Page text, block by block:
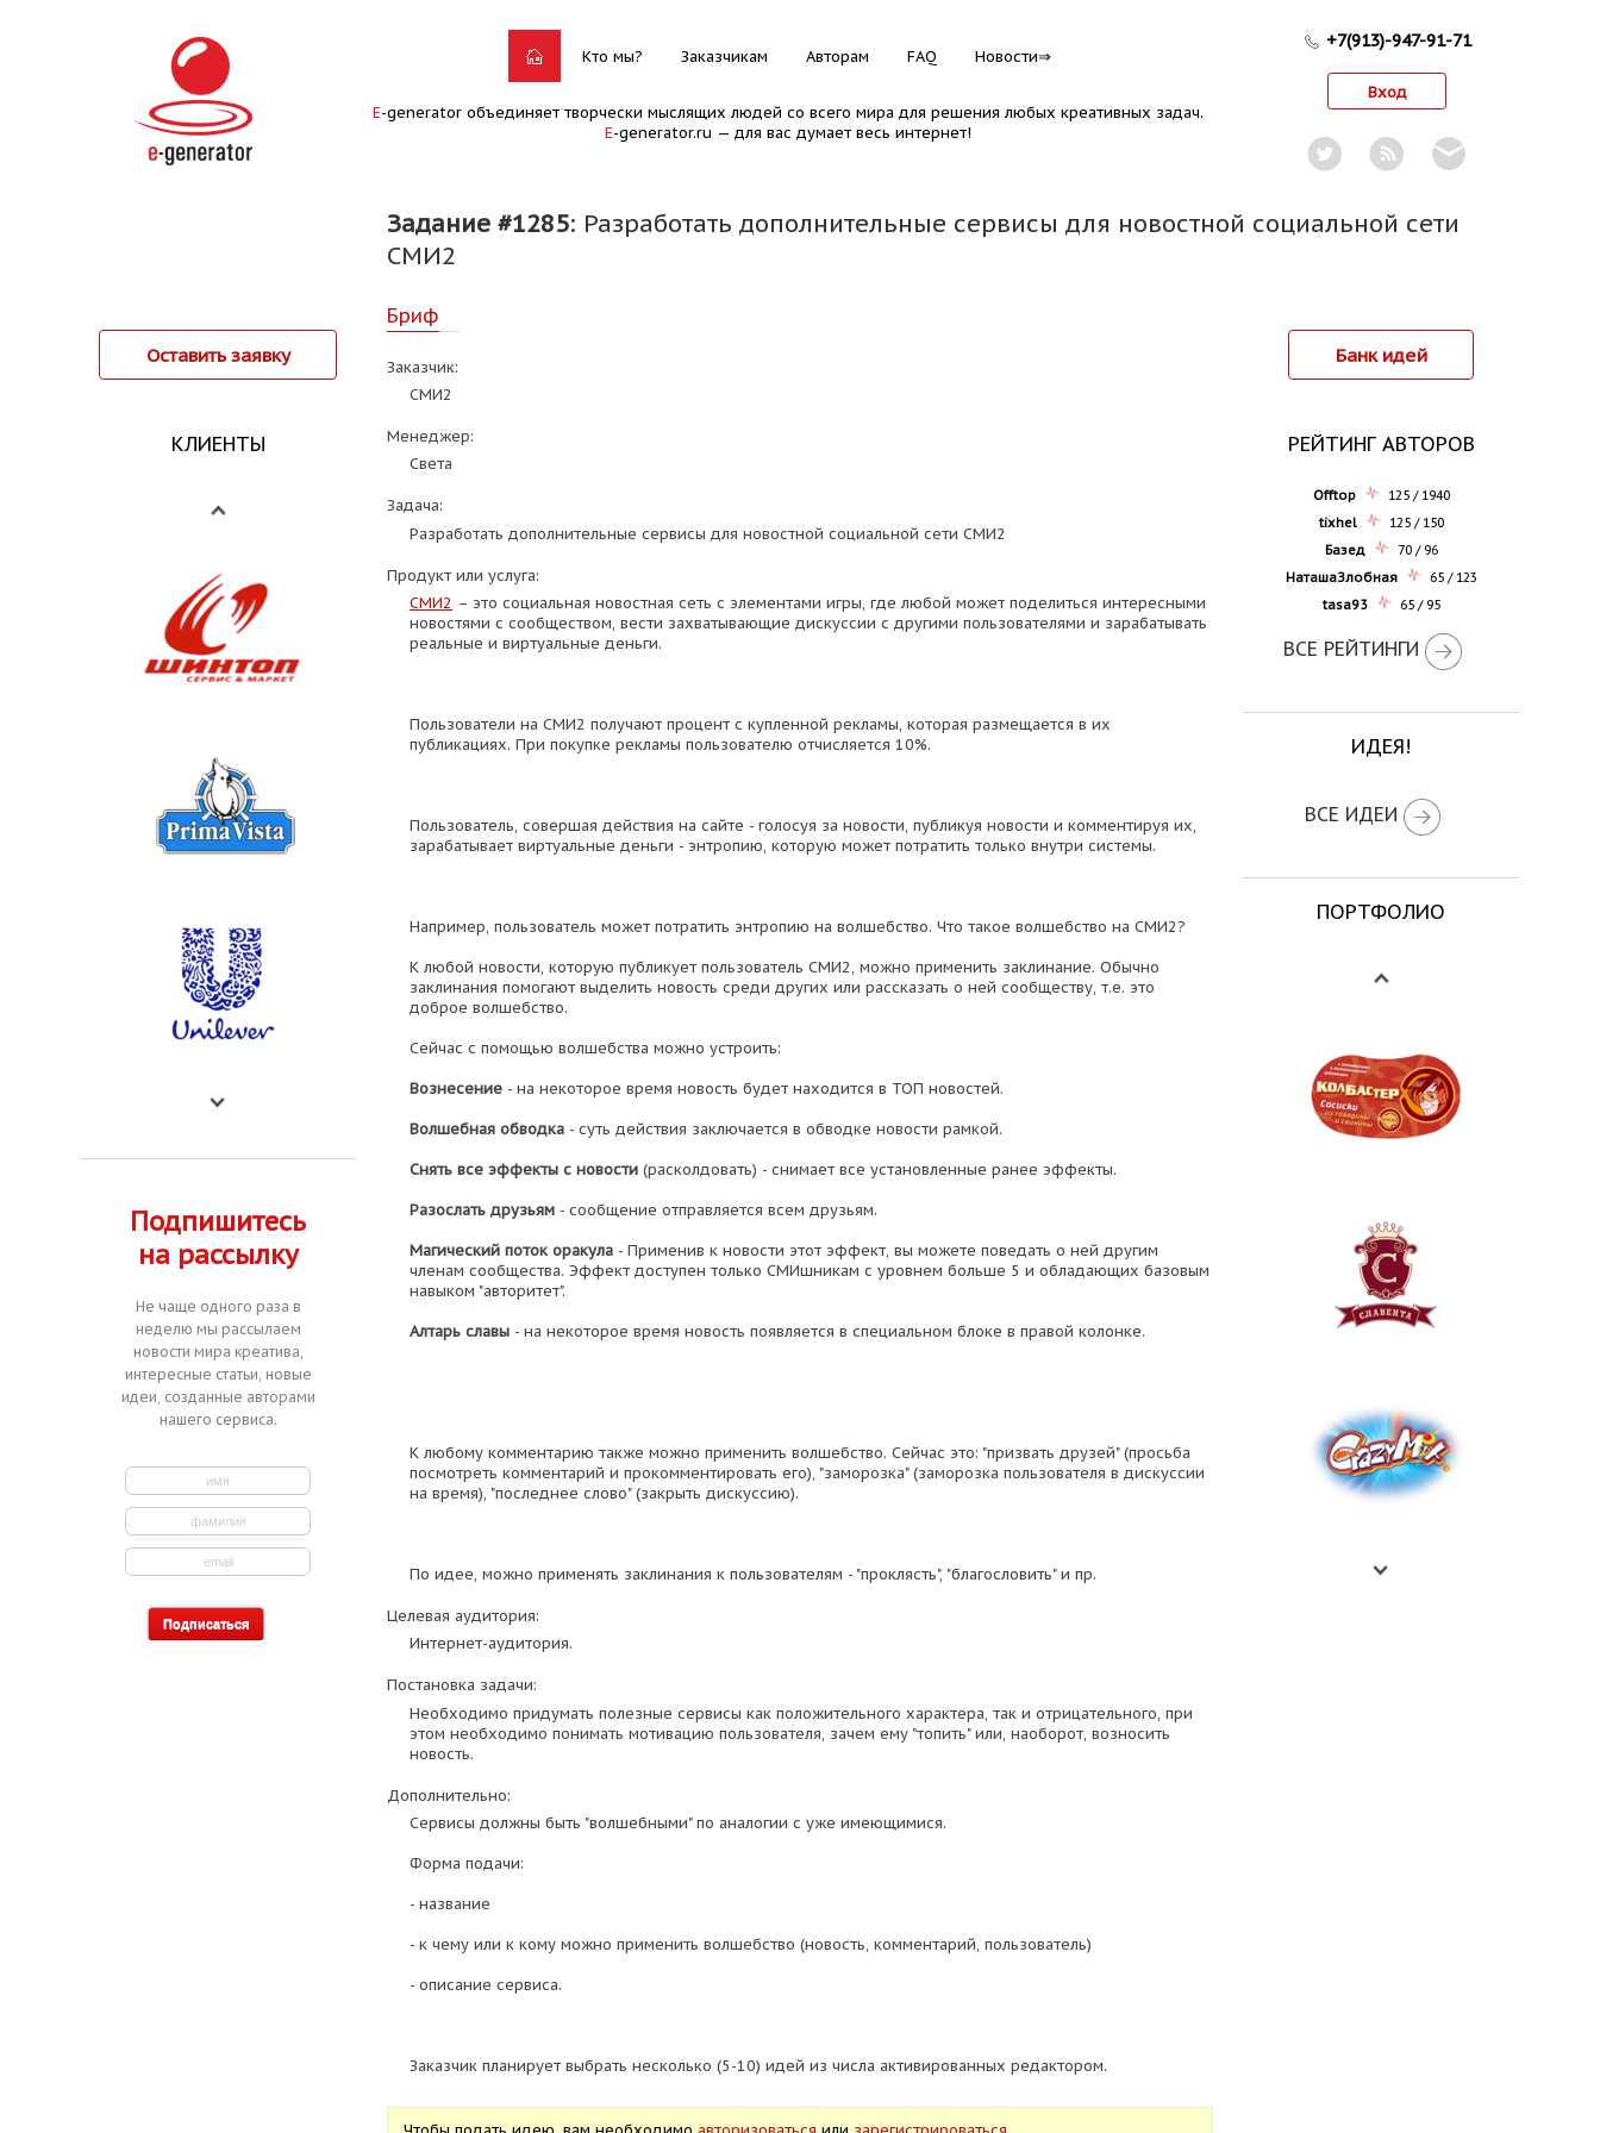
Кто мы? Заказчикам Авторам FAQ Новости
E-generator объединяет творчески мыслящих людей со всего мира для решения любых креативных задач.
E-generator.ru — для вас думает весь интернет!
+7(913)-947-91-71
Вход
Задание #1285: Разработать дополнительные сервисы для новостной социальной сети
СМИ2
Оставить заявку
КЛИЕНТЫ
Подпишитесь
на рассылку
Не чаще одного раза в
неделю мы рассылаем
новости мира креатива,
интересные статьи, новые
идеи, созданные авторами
нашего сервиса.
Бриф
Заказчик:
СМИ2
Менеджер:
Света
Задача:
Разработать дополнительные сервисы для новостной социальной сети СМИ2
Продукт или услуга:
СМИ2 – это социальная новостная сеть с элементами игры, где любой может поделиться интересными
новостями с сообществом, вести захватывающие дискуссии с другими пользователями и зарабатывать
реальные и виртуальные деньги.
Пользователи на СМИ2 получают процент с купленной рекламы, которая размещается в их
публикациях. При покупке рекламы пользователю отчисляется 10%.
Пользователь, совершая действия на сайте - голосуя за новости, публикуя новости и комментируя их,
зарабатывает виртуальные деньги - энтропию, которую может потратить только внутри системы.
Например, пользователь может потратить энтропию на волшебство. Что такое волшебство на СМИ2?
К любой новости, которую публикует пользователь СМИ2, можно применить заклинание. Обычно
заклинания помогают выделить новость среди других или рассказать о ней сообществу, т.е. это
доброе волшебство.
Сейчас с помощью волшебства можно устроить:
Вознесение- на некоторое время новость будет находится в ТОП новостей.
Волшебная обводка- суть действия заключается в обводке новости рамкой.
Снять все эффекты с новости(расколдовать) - снимает все установленные ранее эффекты.
Разослать друзьям - сообщение отправляется всем друзьям.
Магический поток оракула - Применив к новости этот эффект, вы можете поведать о ней другим
членам сообщества. Эффект доступен только СМИшникам с уровнем больше 5 и обладающих базовым
навыком "авторитет".
Алтарь славы- на некоторое время новость появляется в специальном блоке в правой колонке.
К любому комментарию также можно применить волшебство. Сейчас это: "призвать друзей" (просьба
посмотреть комментарий и прокомментировать его), "заморозка" (заморозка пользователя в дискуссии
на время), "последнее слово" (закрыть дискуссию).
По идее, можно применять заклинания к пользователям - "проклясть", "благословить" и пр.
Целевая аудитория:
Интернет-аудитория.
Постановка задачи:
Необходимо придумать полезные сервисы как положительного характера, так и отрицательного, при
этом необходимо понимать мотивацию пользователя, зачем ему "топить" или, наоборот, возносить
новость.
Дополнительно:
Сервисы должны быть "волшебными" по аналогии с уже имеющимися.
Форма подачи:
- название
- к чему или к кому можно применить волшебство (новость, комментарий, пользователь)
- описание сервиса.
Заказчик планирует выбрать несколько (5-10) идей из числа активированных редактором.
Банк идей
РЕЙТИНГ АВТОРОВ
Offtop
125 / 1940
tixhel
125 / 150
Базед
70 / 96
НаташаЗлобная
65 / 123
tasa93
65 / 95
ВСЕ РЕЙТИНГИ
ИДЕЯ!
ВСЕ ИДЕИ
ПОРТФОЛИО